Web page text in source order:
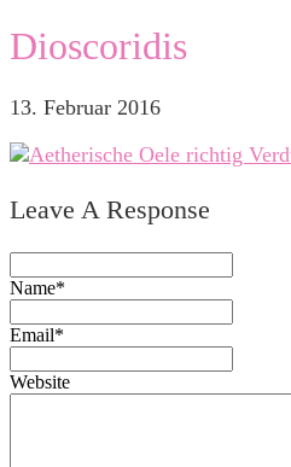
Dioscoridis
13. Februar 2016
Leave A Response
Name*
Email*
Website